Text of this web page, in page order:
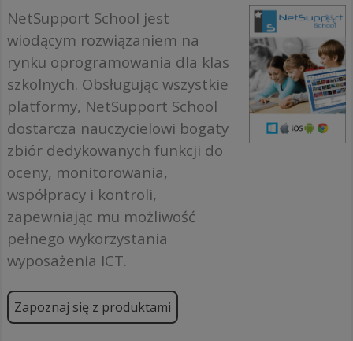
NetSupport School jest
wiodącym rozwiązaniem na
rynku oprogramowania dla klas
szkolnych. Obsługując wszystkie
platformy, NetSupport School
dostarcza nauczycielowi bogaty
zbiór dedykowanych funkcji do
oceny, monitorowania,
współpracy i kontroli,
zapewniając mu możliwość
pełnego wykorzystania
wyposażenia ICT.
Zapoznaj się z produktami